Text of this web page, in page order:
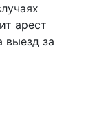
арест
выезд за